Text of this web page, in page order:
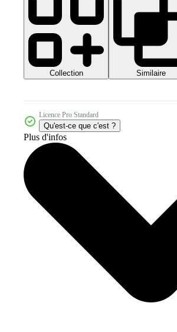
Collection Similaire
Licence Pro Standard
Qu'est-ce que c'est ?
Plus d'infos